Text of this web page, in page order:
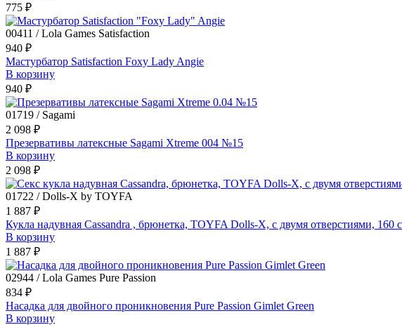
775 ₽
00411 / Lola Games Satisfaction
940 ₽
Мастурбатор Satisfaction Foxy Lady Angie
В корзину
940 ₽
01719 / Sagami
2 098 ₽
Презервативы латексные Sagami Xtreme 004 №15
В корзину
2 098 ₽
01722 / Dolls-X by TOYFA
1 887 ₽
Кукла надувная Cassandra , брюнетка, TOYFA Dolls-X, с двумя отверстиями, 160
В корзину
1 887 ₽
02944 / Lola Games Pure Passion
834 ₽
Насадка для двойного проникновения Pure Passion Gimlet Green
В корзину